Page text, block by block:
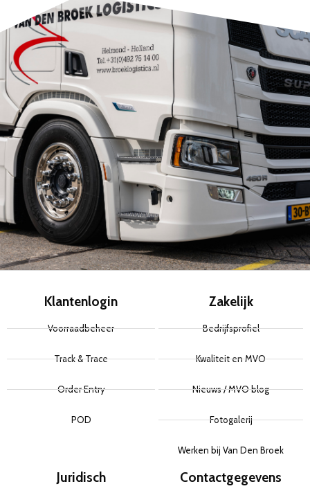
Klantenlogin
Voorraadbeheer
Track & Trace
Order Entry
POD
Zakelijk
Bedrijfsprofiel
Kwaliteit en MVO
Nieuws / MVO blog
Fotogalerij
Werken bij Van Den Broek
Juridisch Contactgegevens